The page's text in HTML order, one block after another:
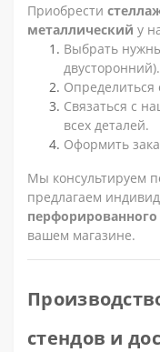
Приобрести
металлический у
Выбрать
двусторонний).
Определиться
Связаться с
всех деталей.
Оформить
Мы консультируем
предлагаем
вашем магазине.
стендов и